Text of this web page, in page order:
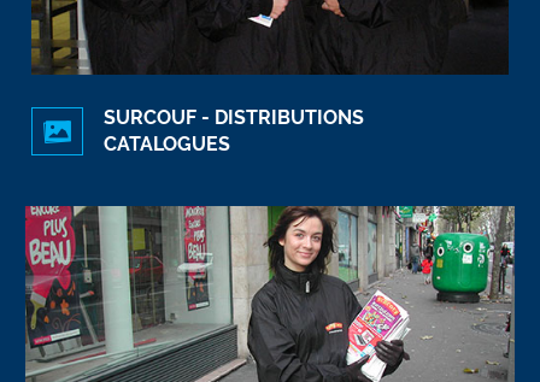
SURCOUF - DISTRIBUTIONS
CATALOGUES